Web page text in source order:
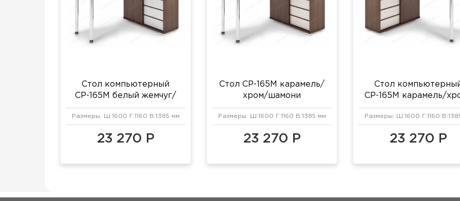
Стол компьютерный
СР-165М белый жемчуг/
хром/шамони
Размеры: Ш:1600 Г:1160 В:1385 мм
23 270 Р
Стол СР-165М карамель/
хром/шамони
Размеры: Ш:1600 Г:1160 В:1385 мм
23 270 Р
Стол
СР-165М карамель/
шамони
Размеры: Ш:1600 Г:1160
23 270 Р